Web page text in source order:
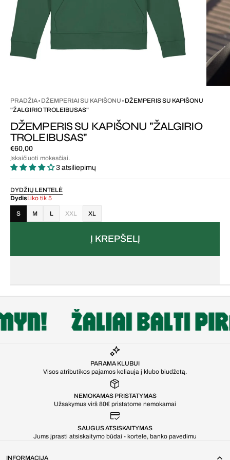
PRADŽIA DŽEMPERIAI SU KAPIŠONU
DŽEMPERIS SU KAPIŠONU
"ŽALGIRIO TROLEIBUSAS"
DŽEMPERIS SU KAPIŠONU "ŽALGIRIO
TROLEIBUSAS"
Įprasta
kaina
€60,00
Įskaičiuoti mokesčiai.
3 atsiliepimų
DYDŽIŲ LENTELĖ
DydisLiko tik 5
S M L XXL
VARIANTAS
NEPRIEINAMAS
XL
Į KREPŠELĮ
PARAMA KLUBUI
Visos atributikos pajamos keliauja į klubo biudžetą.
NEMOKAMAS PRISTATYMAS
Užsakymus virš 80€ pristatome nemokamai
SAUGUS ATSISKAITYMAS
Jums įprasti atsiskaitymo būdai - kortele, banko pavedimu
INFORMACIJA